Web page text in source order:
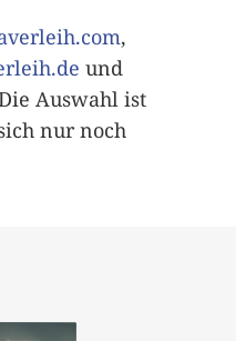
,
und
Auswahl ist
nur noch